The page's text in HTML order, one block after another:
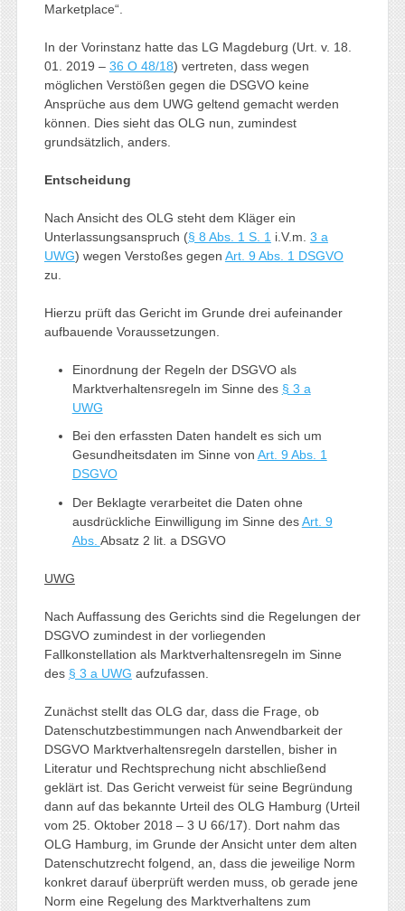
Marketplace“.
In der Vorinstanz hatte das LG Magdeburg (Urt. v. 18.
01. 2019 – 36 O 48/18) vertreten, dass wegen
möglichen Verstößen gegen die DSGVO keine
Ansprüche aus dem UWG geltend gemacht werden
können. Dies sieht das OLG nun, zumindest
grundsätzlich, anders.
Entscheidung
Nach Ansicht des OLG steht dem Kläger ein
Unterlassungsanspruch (§ 8 Abs. 1 S. 1 i.V.m. 3 a
UWG) wegen Verstoßes gegen Art. 9 Abs. 1 DSGVO
zu.
Hierzu prüft das Gericht im Grunde drei aufeinander
aufbauende Voraussetzungen.
Einordnung der Regeln der DSGVO als
Marktverhaltensregeln im Sinne des § 3 a
UWG
Bei den erfassten Daten handelt es sich um
Gesundheitsdaten im Sinne von Art. 9 Abs. 1
DSGVO
Der Beklagte verarbeitet die Daten ohne
ausdrückliche Einwilligung im Sinne desArt. 9
Abs. Absatz 2 lit. a DSGVO
UWG
Nach Auffassung des Gerichts sind die Regelungen der
DSGVO zumindest in der vorliegenden
Fallkonstellation als Marktverhaltensregeln im Sinne
des § 3 a UWG aufzufassen.
Zunächst stellt das OLG dar, dass die Frage, ob
Datenschutzbestimmungen nach Anwendbarkeit der
DSGVO Marktverhaltensregeln darstellen, bisher in
Literatur und Rechtsprechung nicht abschließend
geklärt ist. Das Gericht verweist für seine Begründung
dann auf das bekannte Urteil des OLG Hamburg (Urteil
vom 25. Oktober 2018 – 3 U 66/17). Dort nahm das
OLG Hamburg, im Grunde der Ansicht unter dem alten
Datenschutzrecht folgend, an, dass die jeweilige Norm
konkret darauf überprüft werden muss, ob gerade jene
Norm eine Regelung des Marktverhaltens zum